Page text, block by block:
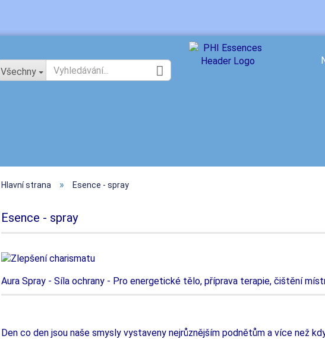
Změnit jazyk
Všechny
Hlavní strana » Esence - spray
Esence - spray
Aura Spray - Síla ochrany - Pro energetické tělo, příprava terapie, čištění
Den co den jsou naše smysly vystaveny nejrůznějším podnětům a více než